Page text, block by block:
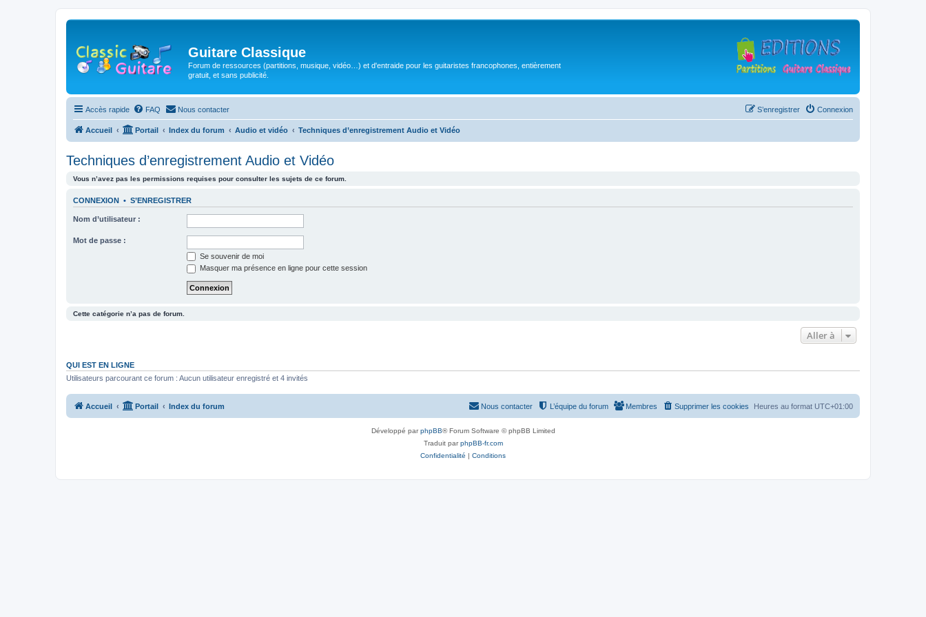
Guitare Classique
Forum de ressources (partitions, musique, vidéo…) et d'entraide pour les guitaristes francophones, entièrement
gratuit, et sans publicité.
Accès rapide FAQ Nous contacter Connexion
S’enregistrer
Accueil Portail Index du forum Audio et vidéo Techniques d’enregistrement Audio et Vidéo
Techniques d’enregistrement Audio et Vidéo
Vous n’avez pas les permissions requises pour consulter les sujets de ce forum.
CONNEXION • S’ENREGISTRER
Nom d’utilisateur :
Mot de passe :
Se souvenir de moi
Masquer ma présence en ligne pour cette session
Cette catégorie n’a pas de forum.
Aller à
QUI EST EN LIGNE
Utilisateurs parcourant ce forum : Aucun utilisateur enregistré et 4 invités
Accueil Portail Index du forum Heures au format UTC+01:00
Supprimer les cookies
Membres
L’équipe du forum
Nous contacter
Développé parphpBB® Forum Software © phpBB Limited
Traduit parphpBB-fr.com
Confidentialité | Conditions